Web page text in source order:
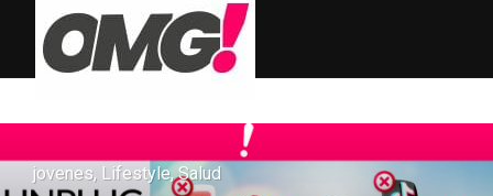
jovenes, Lifestyle,Salud